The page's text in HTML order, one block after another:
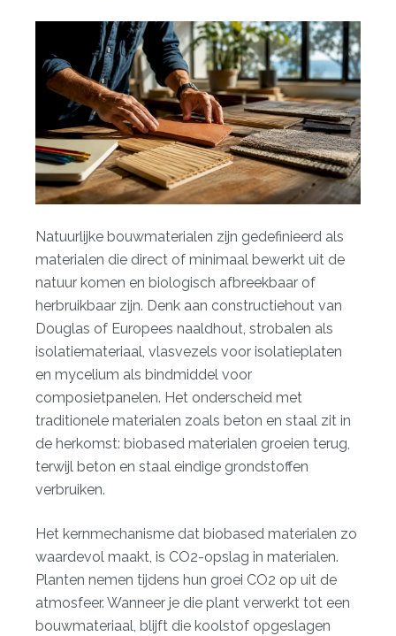
Natuurlijke bouwmaterialen zijn gedefinieerd als
materialen die direct of minimaal bewerkt uit de
natuur komen en biologisch afbreekbaar of
herbruikbaar zijn. Denk aan constructiehout van
Douglas of Europees naaldhout, strobalen als
isolatiemateriaal, vlasvezels voor isolatieplaten
en mycelium als bindmiddel voor
composietpanelen. Het onderscheid met
traditionele materialen zoals beton en staal zit in
de herkomst: biobased materialen groeien terug,
terwijl beton en staal eindige grondstoffen
verbruiken.
Het kernmechanisme dat biobased materialen zo
waardevol maakt, is CO2-opslag in materialen.
Planten nemen tijdens hun groei CO2 op uit de
atmosfeer. Wanneer je die plant verwerkt tot een
bouwmateriaal, blijft die koolstof opgeslagen